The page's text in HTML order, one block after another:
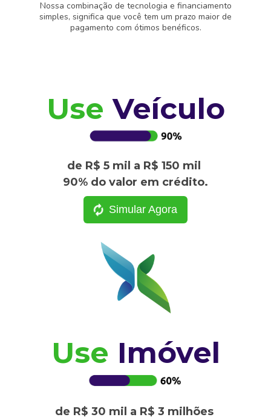
Nossa combinação de tecnologia e financiamento
simples, significa que você tem um prazo maior de
pagamento com ótimos benéficos.
UseVeículo
de R$ 5 mil a R$ 150 mil
90% do valor em crédito.
Simular Agora
Use Imóvel
de R$ 30 mil a R$ 3 milhões